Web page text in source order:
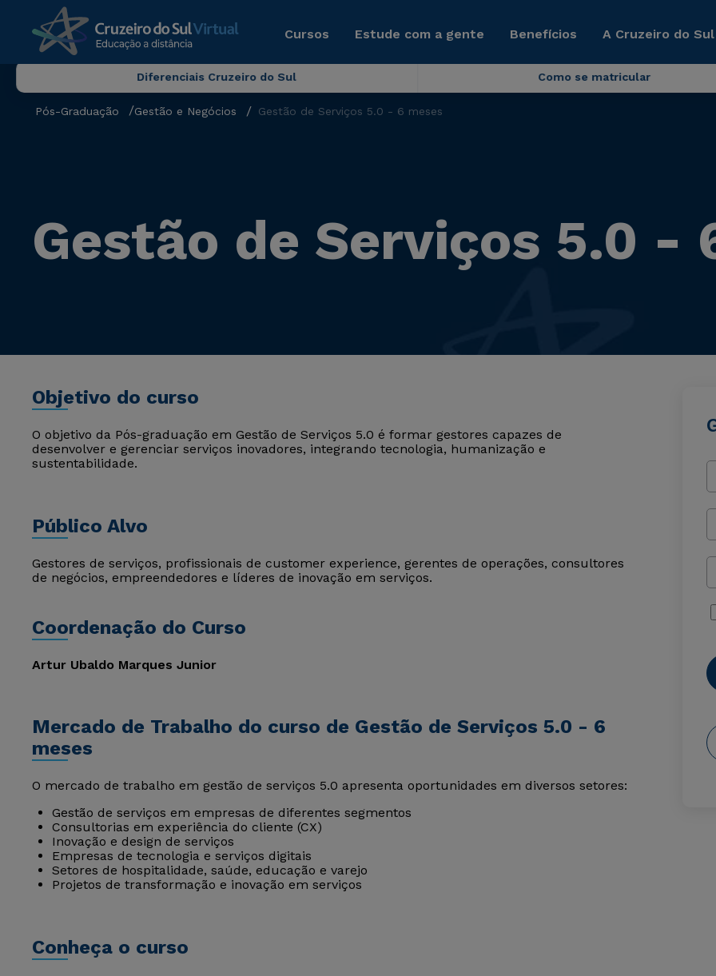
Cursos Estude com a gente Benefícios A Cruzeiro do
Diferenciais Cruzeiro do Sul Como se matricular
Pós-Graduação Gestão e Negócios Gestão de Serviços 5.0 - 6 meses
Gestão de Serviços 5.0 -
Objetivo do curso
O objetivo da Pós-graduação em Gestão de Serviços 5.0 é formar gestores capazes de
desenvolver e gerenciar serviços inovadores, integrando tecnologia, humanização e
sustentabilidade.
Público Alvo
Gestores de serviços, profissionais de customer experience, gerentes de operações, consultores
de negócios, empreendedores e líderes de inovação em serviços.
Coordenação do Curso
Artur Ubaldo Marques Junior
Mercado de Trabalho do curso de Gestão de Serviços 5.0 - 6
meses
O mercado de trabalho em gestão de serviços 5.0 apresenta oportunidades em diversos setores:
Gestão de serviços em empresas de diferentes segmentos
Consultorias em experiência do cliente (CX)
Inovação e design de serviços
Empresas de tecnologia e serviços digitais
Setores de hospitalidade, saúde, educação e varejo
Projetos de transformação e inovação em serviços
Conheça o curso